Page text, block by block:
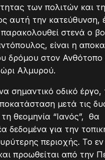
των πολιτών και
αυτή την κατεύθυνση,
στενά ο
είναι η
δρόμου στον
Αλμυρού.
σημαντικό οδικό έργο,
μετά τις
θεομηνία “Ιανός”, θα
δεδομένα για την
περιοχής. Το
προωθείται από την